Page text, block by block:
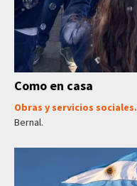
Como en casa
Obras y servicios sociales.
Bernal.